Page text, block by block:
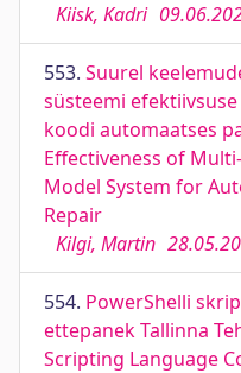
Kiisk, Kadri
553. Suurel
süsteemi
koodi automaatses
Effectiveness of
Model System for
Repair
Kilgi, Martin
554. PowerShelli
ettepanek Tallinna
Scripting Language